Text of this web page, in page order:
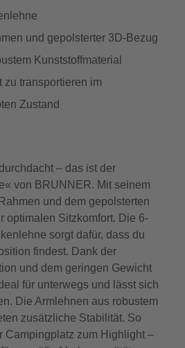
und gepolsterter 3D-Bezug
Kunststoffmaterial
zu transportieren im
Zustand
– das ist der
von BRUNNER. Mit seinem
und dem gepolsterten
optimalen Sitzkomfort. Die 6-
sorgt dafür, dass du
findest. Dank der
und dem geringen Gewicht
für unterwegs und lässt sich
Die Armlehnen aus robustem
zusätzliche Stabilität. So
Campingplatz zum Highlight –